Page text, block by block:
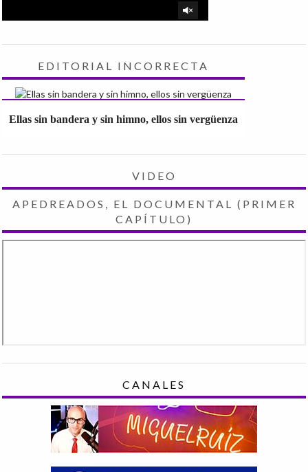
EDITORIAL INCORRECTA
Ellas sin bandera y sin himno, ellos sin vergüenza
VIDEO
APEDREADOS, EL DOCUMENTAL (PRIMER
CAPÍTULO)
CANALES